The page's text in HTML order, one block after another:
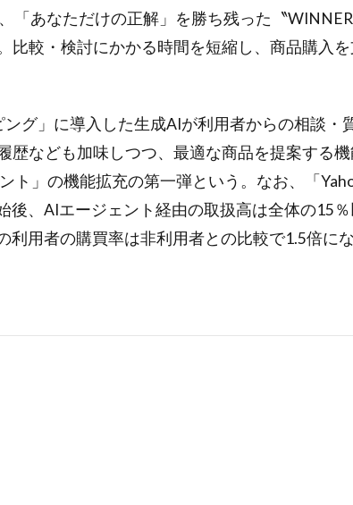
「あなただけの正解」を勝ち残った〝WINNER
比較・検討にかかる時間を短縮し、商品購入を
グ」に導入した生成AIが利用者からの相談・
歴なども加味しつつ、最適な商品を提案する
ト」の機能拡充の第一弾という。なお、「
後、AIエージェント経由の取扱高は全体の15％
利用者の購買率は非利用者との比較で1.5倍に